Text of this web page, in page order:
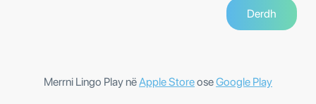
Merrni Lingo Play nëApple StoreoseGoogle Play